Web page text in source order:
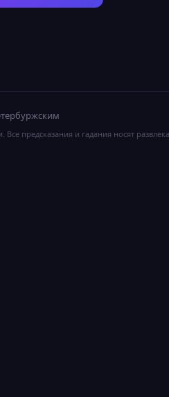
Все предсказания и гадания носят